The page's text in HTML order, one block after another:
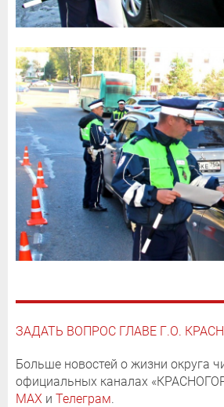
ЗАДАТЬ ВОПРОС ГЛАВЕ Г.О.
Больше новостей о жизни округа
официальных каналах
MAX и Телеграм.